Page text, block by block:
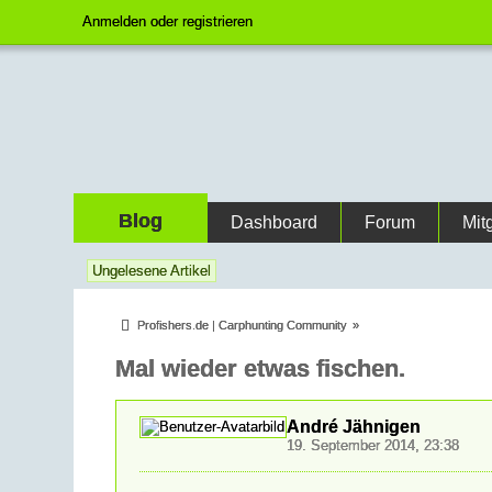
Anmelden oder registrieren
Blog Dashboard Forum
Ungelesene Artikel
Profishers.de | Carphunting Community »
Mal wieder etwas fischen.
André Jähnigen
19. September 2014, 23:38